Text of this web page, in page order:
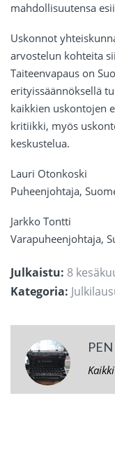
mahdollisuutensa
Uskonnot
arvostelun kohteita
Taiteenvapaus on
erityissäännöksellä
kaikkien uskontojen
kritiikki, myös
keskustelua.
Lauri Otonkoski
Puheenjohtaja,
Jarkko Tontti
Varapuheenjohtaja,
Julkaistu: 8
Kategoria: